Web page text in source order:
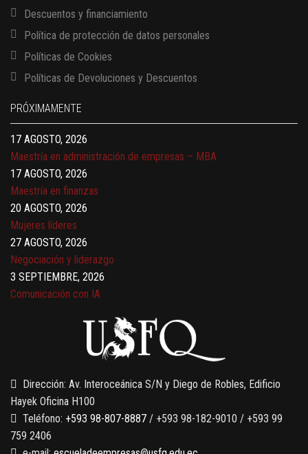
Descuentos y financiamiento
Política de protección de datos personales
Políticas de Cookies
Políticas de Devoluciones y Descuentos
PRÓXIMAMENTE
13 AGOSTO, 2026
17 AGOSTO, 2026
Gerencia de empresas familiares
17 AGOSTO, 2026
Maestría en administración de empresas – MBA
17 AGOSTO, 2026
Maestría en finanzas
20 AGOSTO, 2026
Mujeres líderes
27 AGOSTO, 2026
Negociación y liderazgo
3 SEPTIEMBRE, 2026
Comunicación con IA
Gobernanza de datos
13 AGOSTO, 2026
Finanzas para no financieros
Dirección: Av. Interoceánica S/N y Diego de Robles, Edificio
Hayek Oficina H100
Teléfono: +593 98-807-8887 / +593 98-182-9010 / +593 99
759 2406